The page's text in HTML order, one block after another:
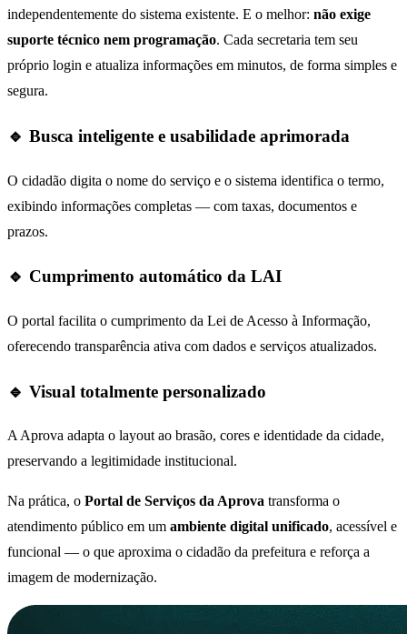
independentemente do sistema existente. E o melhor: não exige
suporte técnico nem programação. Cada secretaria tem seu
próprio login e atualiza informações em minutos, de forma simples e
segura.
🔹 Busca inteligente e usabilidade aprimorada
O cidadão digita o nome do serviço e o sistema identifica o termo,
exibindo informações completas — com taxas, documentos e
prazos.
🔹 Cumprimento automático da LAI
O portal facilita o cumprimento da Lei de Acesso à Informação,
oferecendo transparência ativa com dados e serviços atualizados.
🔹 Visual totalmente personalizado
A Aprova adapta o layout ao brasão, cores e identidade da cidade,
preservando a legitimidade institucional.
Na prática, o Portal de Serviços da Aprova transforma o
atendimento público em um ambiente digital unificado, acessível e
funcional — o que aproxima o cidadão da prefeitura e reforça a
imagem de modernização.